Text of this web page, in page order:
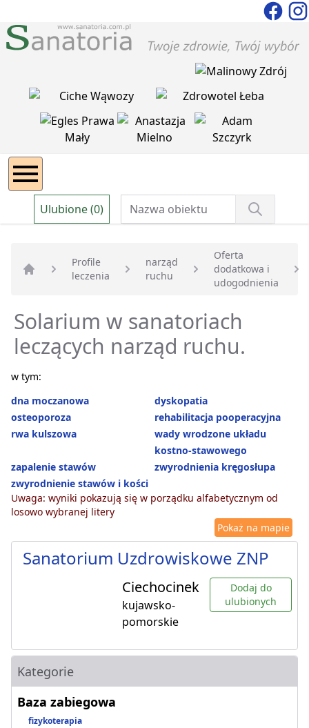
Ulubione (0)
Strona główna
Profile
leczenia
narząd
ruchu
Oferta
dodatkowa i
udogodnienia
Solarium w sanatoriach
leczących narząd ruchu.
w tym:
dna moczanowa
dyskopatia
osteoporoza
rehabilitacja pooperacyjna
rwa kulszowa
wady wrodzone układu
kostno-stawowego
zapalenie stawów
zwyrodnienia kręgosłupa
zwyrodnienie stawów i kości
Uwaga: wyniki pokazują się w porządku alfabetycznym od
losowo wybranej litery
Pokaż na mapie
Sanatorium Uzdrowiskowe ZNP
Ciechocinek
kujawsko-
pomorskie
Dodaj do
ulubionych
Kategorie
Baza zabiegowa
fizykoterapia